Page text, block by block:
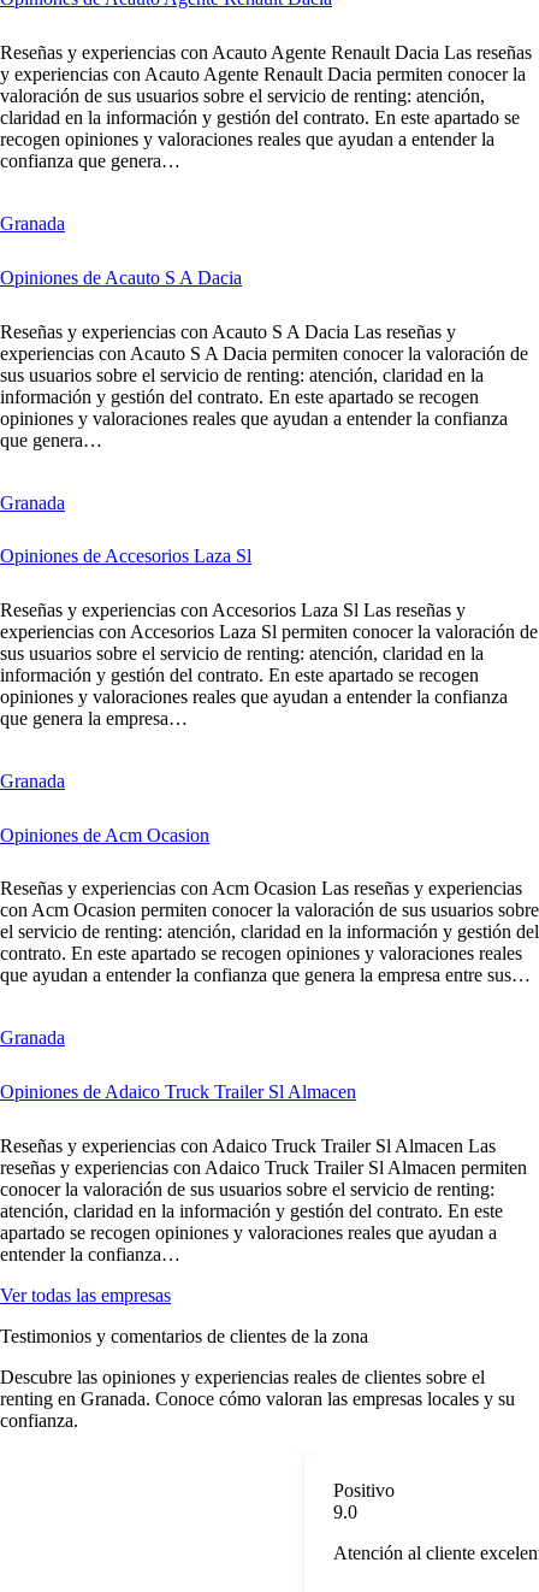
Reseñas y experiencias con Acauto Agente Renault Dacia Las reseñas
y experiencias con Acauto Agente Renault Dacia permiten conocer la
valoración de sus usuarios sobre el servicio de renting: atención,
claridad en la información y gestión del contrato. En este apartado se
recogen opiniones y valoraciones reales que ayudan a entender la
confianza que genera…
Granada
Opiniones de Acauto S A Dacia
Reseñas y experiencias con Acauto S A Dacia Las reseñas y
experiencias con Acauto S A Dacia permiten conocer la valoración de
sus usuarios sobre el servicio de renting: atención, claridad en la
información y gestión del contrato. En este apartado se recogen
opiniones y valoraciones reales que ayudan a entender la confianza
que genera…
Granada
Opiniones de Accesorios Laza Sl
Reseñas y experiencias con Accesorios Laza Sl Las reseñas y
experiencias con Accesorios Laza Sl permiten conocer la valoración de
sus usuarios sobre el servicio de renting: atención, claridad en la
información y gestión del contrato. En este apartado se recogen
opiniones y valoraciones reales que ayudan a entender la confianza
que genera la empresa…
Granada
Opiniones de Acm Ocasion
Reseñas y experiencias con Acm Ocasion Las reseñas y experiencias
con Acm Ocasion permiten conocer la valoración de sus usuarios sobre
el servicio de renting: atención, claridad en la información y gestión del
contrato. En este apartado se recogen opiniones y valoraciones reales
que ayudan a entender la confianza que genera la empresa entre sus…
Granada
Opiniones de Adaico Truck Trailer Sl Almacen
Reseñas y experiencias con Adaico Truck Trailer Sl Almacen Las
reseñas y experiencias con Adaico Truck Trailer Sl Almacen permiten
conocer la valoración de sus usuarios sobre el servicio de renting:
atención, claridad en la información y gestión del contrato. En este
apartado se recogen opiniones y valoraciones reales que ayudan a
entender la confianza…
Ver todas las empresas
Testimonios y comentarios de clientes de la zona
Descubre las opiniones y experiencias reales de clientes sobre el
renting en Granada. Conoce cómo valoran las empresas locales y su
confianza.
Positivo
9.0
Atención al cliente